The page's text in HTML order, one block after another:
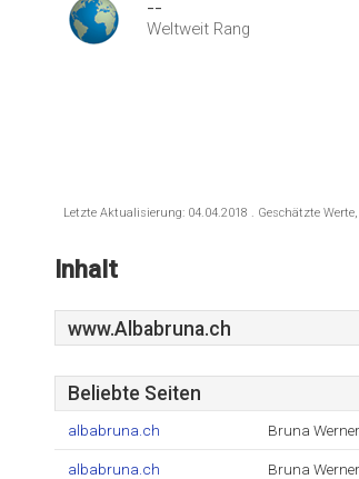
--
Weltweit Rang
Letzte Aktualisierung: 04.04.2018 . Geschätzte
Inhalt
www.Albabruna.ch
Beliebte Seiten
albabruna.ch Bruna
albabruna.ch Bruna Werner